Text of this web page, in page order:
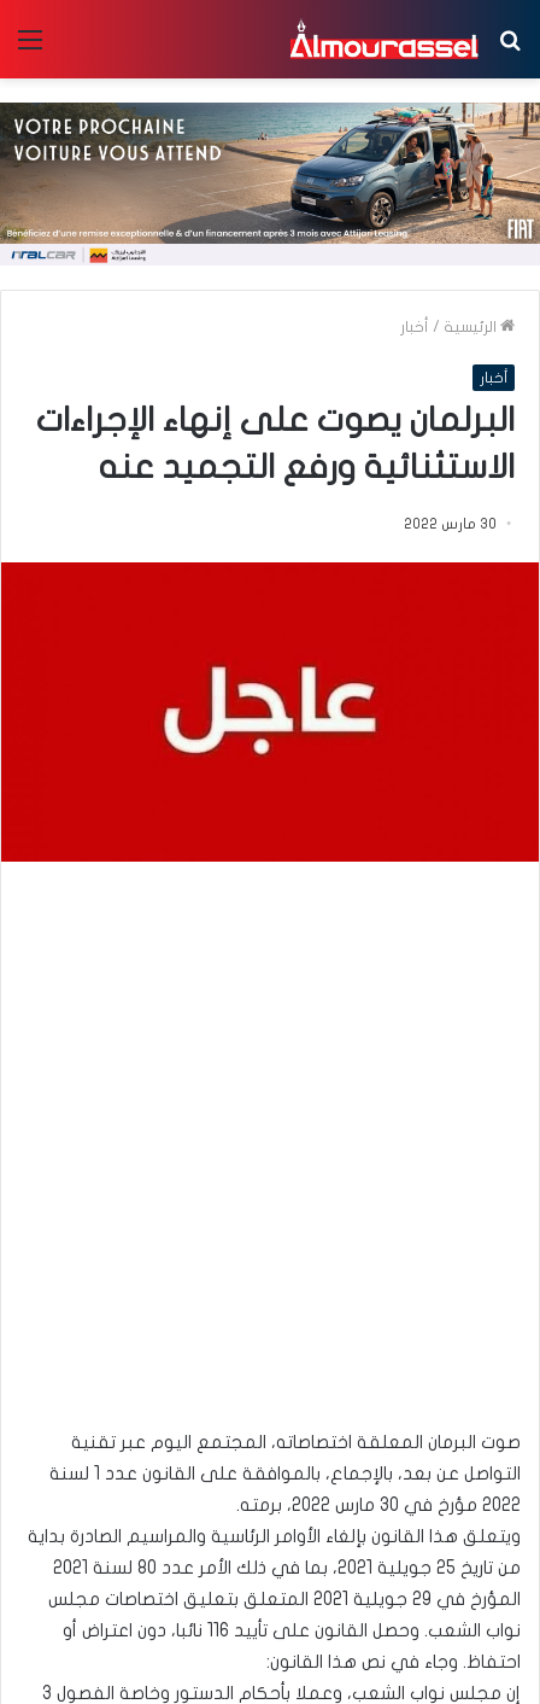
بحث
عن
الرئيسية / أخبار
أخبار
البرلمان يصوت على إنهاء الإجراءات
الاستثنائية ورفع التجميد عنه
30 مارس 2022
صوت البرمان المعلقة اختصاصاته، المجتمع اليوم عبر تقنية
التواصل عن بعد، بالإجماع، بالموافقة على القانون عدد 1 لسنة
2022 مؤرخ في 30 مارس 2022، برمته.
ويتعلق هذا القانون بإلغاء الأوامر الرئاسية والمراسيم الصادرة بداية
من تاريخ 25 جويلية 2021، بما في ذلك الأمر عدد 80 لسنة 2021
المؤرخ في 29 جويلية 2021 المتعلق بتعليق اختصاصات مجلس
نواب الشعب. وحصل القانون على تأييد 116 نائبا، دون اعتراض أو
احتفاظ. وجاء في نص هذا القانون:
إن مجلس نواب الشعب، وعملا بأحكام الدستور وخاصة الفصول 3